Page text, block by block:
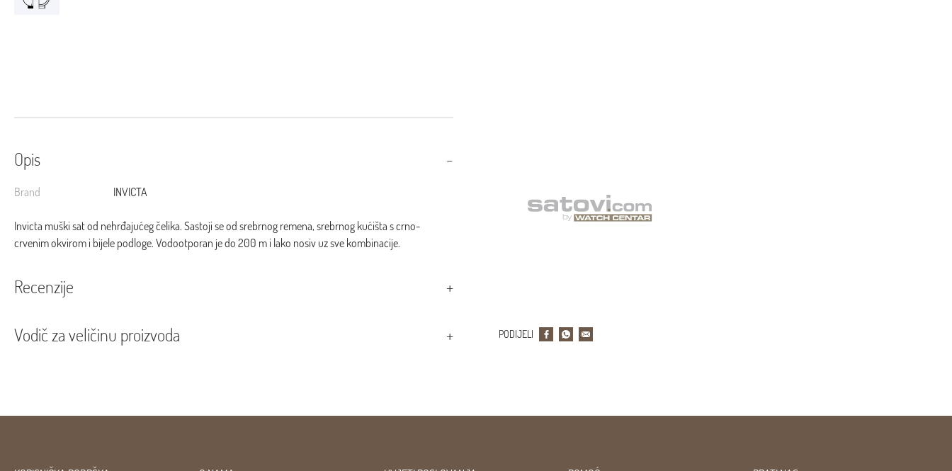
Opis
Brand INVICTA
Invicta muški sat od nehrđajućeg čelika. Sastoji se od srebrnog remena, srebrnog kućišta s crno-
crvenim okvirom i bijele podloge. Vodootporan je do 200 m i lako nosiv uz sve kombinacije.
Recenzije
Vodič za veličinu proizvoda PODIJELI